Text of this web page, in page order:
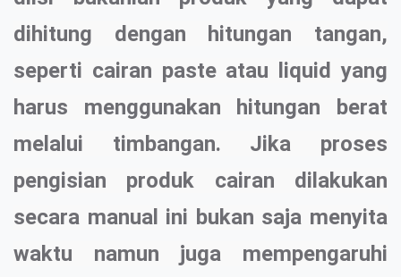
dihitung dengan hitungan tangan,
seperti cairan paste atau liquid yang
harus menggunakan hitungan berat
melalui timbangan. Jika proses
pengisian produk cairan dilakukan
secara manual ini bukan saja menyita
waktu namun juga mempengaruhi